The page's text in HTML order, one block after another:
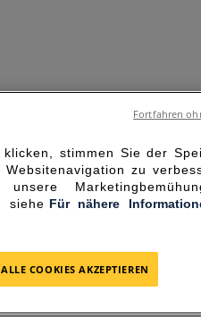
stimmen Sie der
zu
siehe Für nähere
ALLE COOKIES AKZEPTIEREN
Fortfahren